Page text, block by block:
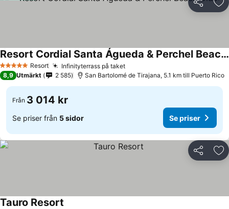
Dela
5 Stjärnor Resort Infinityterrass på taket
Resort Cordial Santa Águeda & Perchel Beach Club
8,9 Utmärkt 2 585 San Bartolomé de Tirajana, 5.1 km till Puerto Rico
Från 3 014 kr
Se priser från 5 sidor Se priser
Dela
Tauro Resort